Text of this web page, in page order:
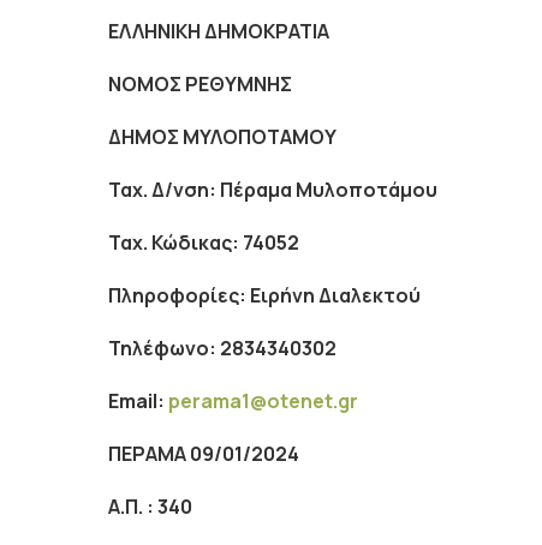
ΕΛΛΗΝΙΚΗ ΔΗΜΟΚΡΑΤΙΑ
ΝΟΜΟΣ ΡΕΘΥΜΝΗΣ
ΔΗΜΟΣ ΜΥΛΟΠΟΤΑΜΟΥ
Ταχ. Δ/νση: Πέραμα Μυλοποτάμου
Ταχ. Κώδικας: 74052
Πληροφορίες: Ειρήνη Διαλεκτού
Τηλέφωνο: 2834340302
Email: perama1@otenet.gr
ΠΕΡΑΜΑ09/01/2024
Α.Π. : 340